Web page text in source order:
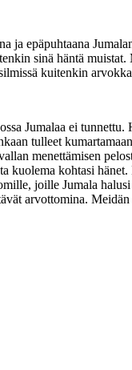
ja epäpuhtaana
sinä häntä
kuitenkin
Jumalaa ei
tulleet
menettämisen
kuolema kohtasi
joille Jumala
arvottomina.